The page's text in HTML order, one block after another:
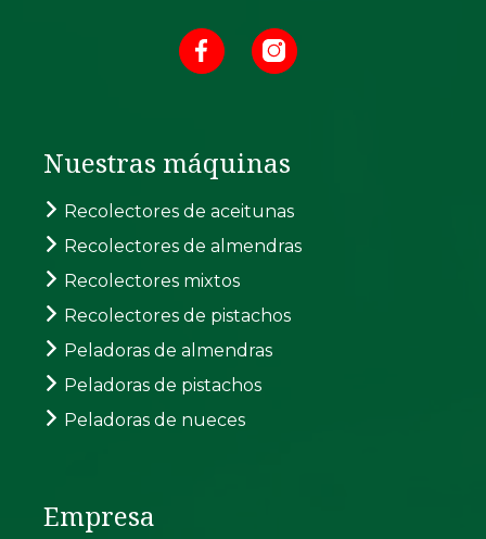
Nuestras máquinas
Recolectores de aceitunas
Recolectores de almendras
Recolectores mixtos
Recolectores de pistachos
Peladoras de almendras
Peladoras de pistachos
Peladoras de nueces
Empresa